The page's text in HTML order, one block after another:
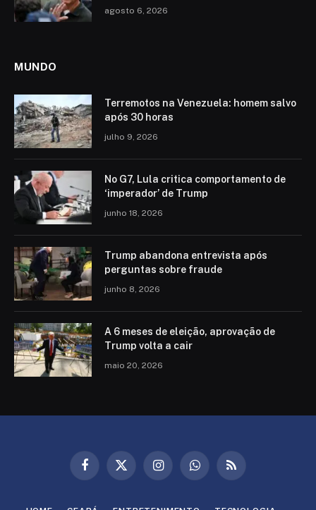
agosto 6, 2026
MUNDO
Terremotos na Venezuela: homem salvo
após 30 horas
julho 9, 2026
No G7, Lula critica comportamento de
‘imperador’ de Trump
junho 18, 2026
Trump abandona entrevista após
perguntas sobre fraude
junho 8, 2026
A 6 meses de eleição, aprovação de
Trump volta a cair
maio 20, 2026
Facebook
X
InstagramWhatsAppRSS